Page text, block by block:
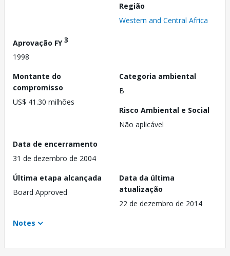
Região
Western and Central Africa
Aprovação FY3
1998
Montante do
compromisso
US$ 41.30 milhões
Categoria ambiental
B
Risco Ambiental e Social
Não aplicável
Data de encerramento
31 de dezembro de 2004
Última etapa alcançada
Board Approved
Data da última
atualização
22 de dezembro de 2014
Notes